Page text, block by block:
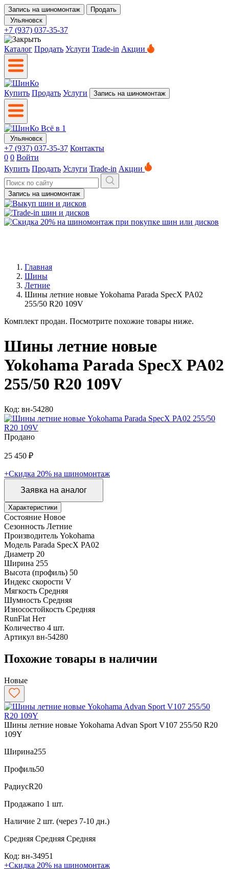
Запись на шиномонтаж
Продать
Ульяновск
+7 (937) 037-35-37
Каталог Продать Услуги Trade-in Акции
Купить Продать Услуги Запись на шиномонтаж
Ульяновск
+7 (937) 037-35-37 Контакты
0 0 Войти
Купить Продать Услуги Trade-in Акции
Запись на шиномонтаж
Главная
Шины
Летние
Шины летние новые Yokohama Parada SpecX PA02
255/50 R20 109V
Комплект продан. Посмотрите похожие товары ниже.
Шины летние новые
Yokohama Parada SpecX PA02
255/50 R20 109V
Код: вн-54280
Продано
25 450 ₽
+Скидка 20% на шиномонтаж
Заявка на аналог
Характеристики
Состояние Новое
Сезонность Летние
Производитель Yokohama
Модель Parada SpecX PA02
Диаметр 20
Ширина 255
Высота (профиль) 50
Индекс скорости V
Мягкость Средняя
Шумность Средняя
Износостойкость Средняя
RunFlat Нет
Количество 4 шт.
Артикул вн-54280
Похожие товары в наличии
Новые
Шины летние новые Yokohama Advan Sport V107 255/50 R20
109Y
Ширина255
Профиль50
РадиусR20
Продажапо 1 шт.
Наличие 2 шт. (через 7-10 дн.)
Средняя Средняя Средняя
Код: вн-34951
+Скидка 20% на шиномонтаж